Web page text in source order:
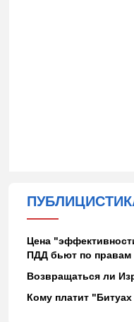
Цена
ПДД бьют по правам
Возвращаться ли
Кому платит